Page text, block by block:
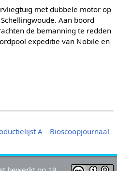
met dubbele motor op
Aan boord
de bemanning te redden
expeditie van Nobile en
A
Bioscoopjournaal